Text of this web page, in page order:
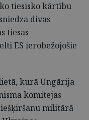
tiesisko kārtību
divas
tiesas
ES ierobežojošie
kurā Ungārija
komitejas
militārā